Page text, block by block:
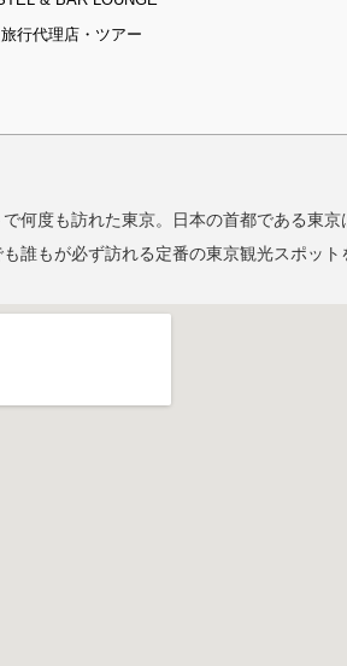
行代理店・ツアー
何度も訪れた東京。日本の首都である東
誰もが必ず訪れる定番の東京観光スポット